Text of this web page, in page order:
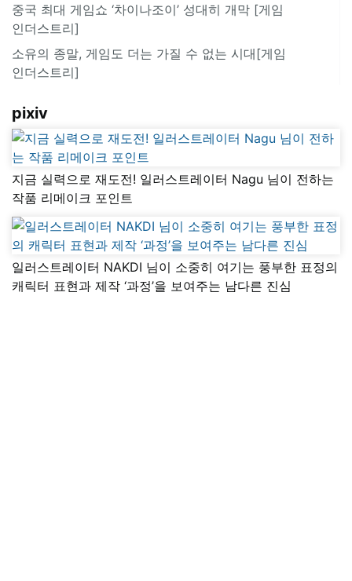
중국 최대 게임쇼 ‘차이나조이’ 성대히 개막 [게임
인더스트리]
소유의 종말, 게임도 더는 가질 수 없는 시대[게임
인더스트리]
pixiv
지금 실력으로 재도전! 일러스트레이터 Nagu 님이 전하는
작품 리메이크 포인트
일러스트레이터 NAKDI 님이 소중히 여기는 풍부한 표정의
캐릭터 표현과 제작 ‘과정’을 보여주는 남다른 진심